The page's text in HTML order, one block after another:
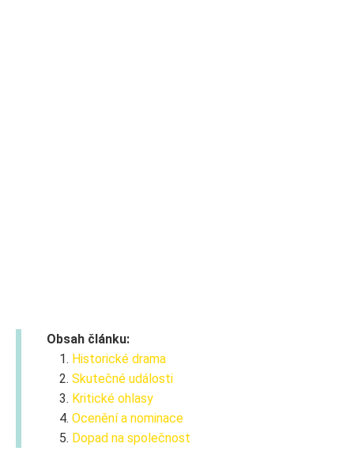
Obsah článku:
Historické drama
Skutečné události
Kritické ohlasy
Ocenění a nominace
Dopad na společnost